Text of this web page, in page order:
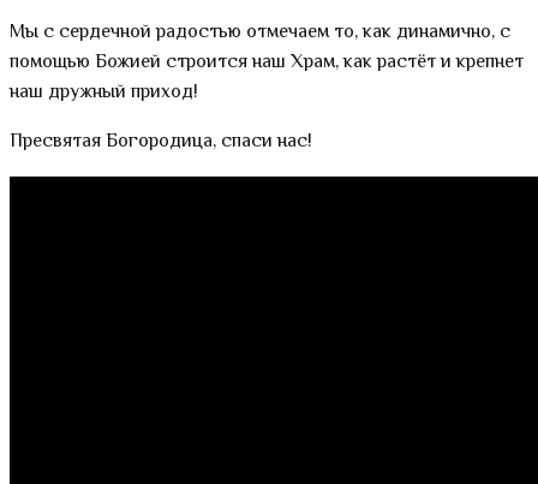
Мы с сердечной радостью отмечаем то, как динамично, с
помощью Божией строится наш Храм, как растёт и крепнет
наш дружный приход!
Пресвятая Богородица, спаси нас!